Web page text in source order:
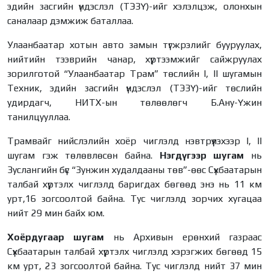
эдийн засгийн үндэслэл (ТЭЗҮ)-ийг хэлэлцэж, олонхын
саналаар дэмжиж баталлаа.
Улаанбаатар хотын авто замын түгжрэлийг бууруулах,
нийтийн тээврийн чанар, хүртээмжийг сайжруулах
зорилготой “Улаанбаатар Трам” төслийн I, II шугамын
Техник, эдийн засгийн үндэслэл (ТЭЗҮ)-ийг төслийн
удирдагч, НИТХ-ын төлөөлөгч Б.Ану-Үжин
танилцууллаа.
Трамвайг нийслэлийн хоёр чиглэлд нэвтрүүлэхээр I, II
шугам гэж төлөвлөсөн байна. Нэгдүгээр шугам нь
Зуслангийн бүс “Зунжин худалдааны төв”-өөс Сүхбаатарын
талбай хүртэлх чиглэлд баригдах бөгөөд энэ нь 11 км
урт,16 зогсоолтой байна. Тус чиглэлд зорчих хугацаа
нийт 29 мин байх юм.
Хоёрдугаар шугам нь Архивын ерөнхий газраас
Сүхбаатарын талбай хүртэлх чиглэлд хэрэгжих бөгөөд 15
км урт, 23 зогсоолтой байна. Тус чиглэлд нийт 37 мин